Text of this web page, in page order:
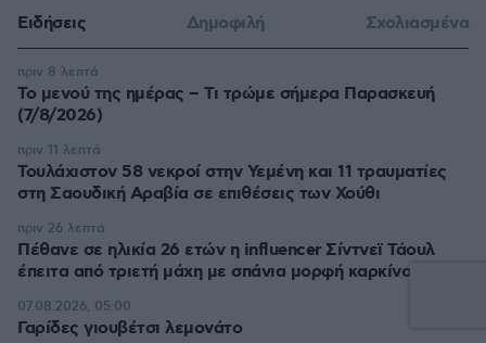
Ειδήσεις Δημοφιλή Σχολιασμένα
Το μενού της ημέρας – Τι τρώμε σήμερα Παρασκευή
(7/8/2026)
πριν 8 λεπτά
Τουλάχιστον 58 νεκροί στην Υεμένη και 11 τραυματίες
στη Σαουδική Αραβία σε επιθέσεις των Χούθι
πριν 11 λεπτά
Πέθανε σε ηλικία 26 ετών η influencer Σίντνεϊ Τάουλ
έπειτα από τριετή μάχη με σπάνια μορφή καρκίνου
πριν 26 λεπτά
Γαρίδες γιουβέτσι λεμονάτο
07.08.2026, 05:00